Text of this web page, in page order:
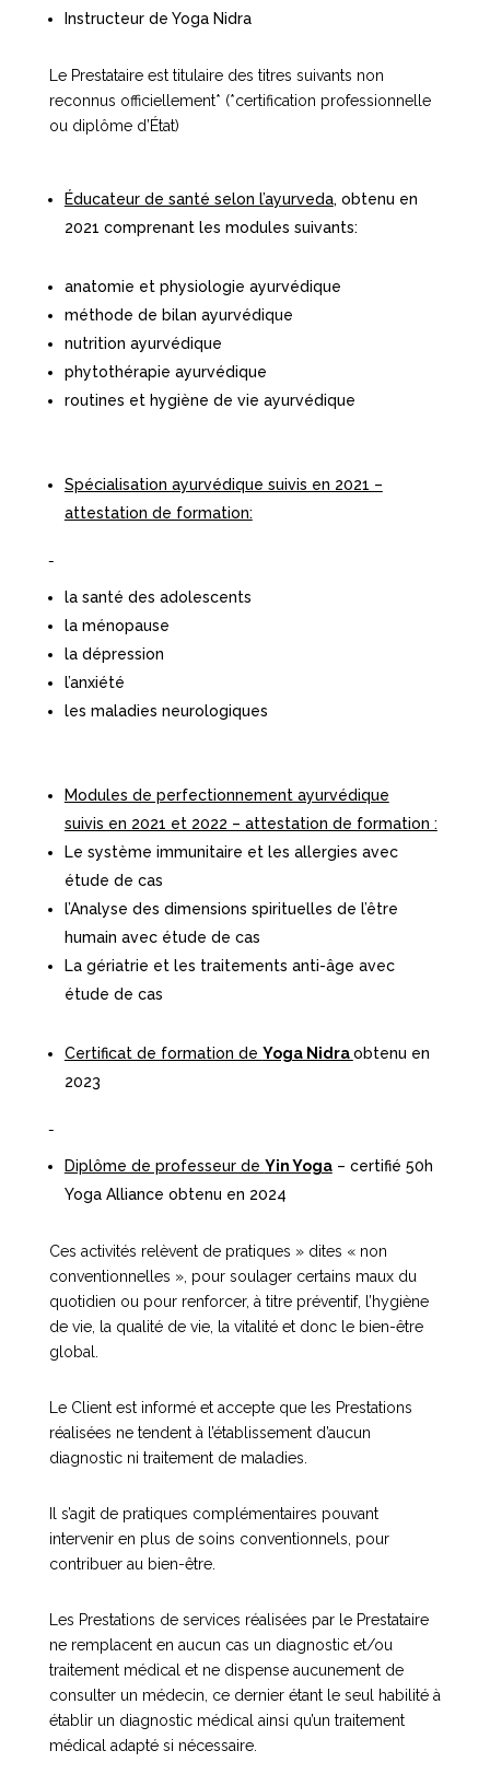
Instructeur de Yoga Nidra
Le Prestataire est titulaire des titres suivants non
reconnus officiellement* (*certification professionnelle
ou diplôme d’État)
Éducateur de santé selon l’ayurveda, obtenu en
2021 comprenant les modules suivants:
anatomie et physiologie ayurvédique
méthode de bilan ayurvédique
nutrition ayurvédique
phytothérapie ayurvédique
routines et hygiène de vie ayurvédique
Spécialisation ayurvédique suivis en 2021 –
attestation de formation:
la santé des adolescents
la ménopause
la dépression
l’anxiété
les maladies neurologiques
Modules de perfectionnement ayurvédique
suivis en 2021 et 2022 – attestation de formation :
Le système immunitaire et les allergies avec
étude de cas
l’Analyse des dimensions spirituelles de l’être
humain avec étude de cas
La gériatrie et les traitements anti-âge avec
étude de cas
Certificat de formation de Yoga Nidraobtenu en
2023
Diplôme de professeur de Yin Yoga– certifié 50h
Yoga Alliance obtenu en 2024
Ces activités relèvent de pratiques » dites « non
conventionnelles », pour soulager certains maux du
quotidien ou pour renforcer, à titre préventif, l’hygiène
de vie, la qualité de vie, la vitalité et donc le bien-être
global.
Le Client est informé et accepte que les Prestations
réalisées ne tendent à l’établissement d’aucun
diagnostic ni traitement de maladies.
Il s’agit de pratiques complémentaires pouvant
intervenir en plus de soins conventionnels, pour
contribuer au bien-être.
Les Prestations de services réalisées par le Prestataire
ne remplacent en aucun cas un diagnostic et/ou
traitement médical et ne dispense aucunement de
consulter un médecin, ce dernier étant le seul habilité à
établir un diagnostic médical ainsi qu’un traitement
médical adapté si nécessaire.